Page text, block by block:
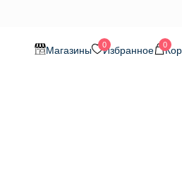
Магазины 0Избранное 0